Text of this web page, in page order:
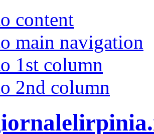
content
main navigation
1st column
2nd column